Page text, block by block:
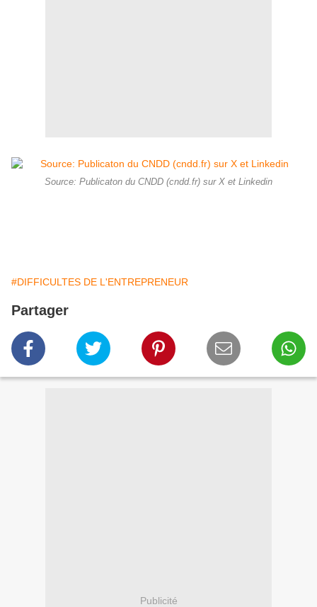
Source: Publicaton du CNDD (cndd.fr) sur X et Linkedin
#DIFFICULTES DE L'ENTREPRENEUR
Partager
Publicité